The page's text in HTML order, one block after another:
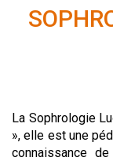
La Sophrologie
», elle est une
connaissance